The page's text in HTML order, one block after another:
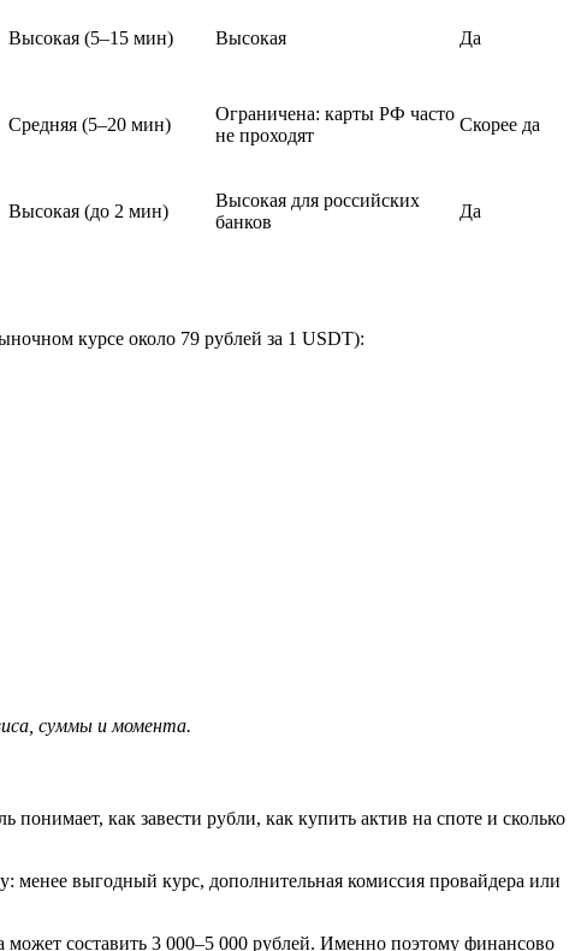
Высокая (5–15 мин) Высокая Да
Средняя (5–20 мин)
Ограничена: карты РФ часто
не проходят
Скорее да
Высокая (до 2 мин)
Высокая для российских
банков
Да
курсе около 79 рублей за 1 USDT):
суммы и момента.
как завести рубли, как купить актив на споте и сколько
выгодный курс, дополнительная комиссия провайдера или
составить 3 000–5 000 рублей. Именно поэтому финансово